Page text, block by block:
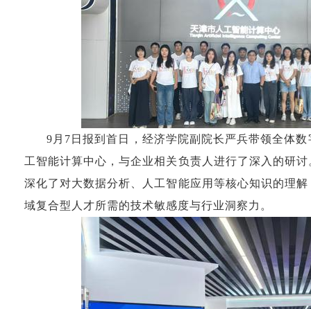
9月7日报到首日，经济学院副院长严兵带领全体
工智能计算中心，与企业相关负责人进行了深入的研
深化了对大数据分析、人工智能应用等核心知识的理
域复合型人才所需的技术敏感度与行业洞察力。